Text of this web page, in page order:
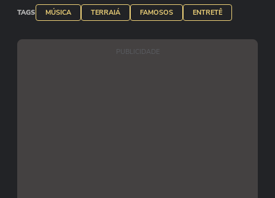
#Terraia #AmazoNoTerraia #GarnierNoTerraia
#AzulzinhaNoTerraia #GolNoTerraia
TAGS MÚSICA TERRAIÁ FAMOSOS ENTRETÊ
PUBLICIDADE